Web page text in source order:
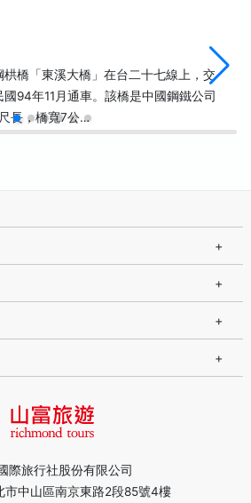
橋「東溪大橋」在台二十七線上，交
94年11月通車。該橋是中國鋼鐵公司
長，橋寬7公…
際旅行社股份有限公司
市中山區南京東路2段85號4樓